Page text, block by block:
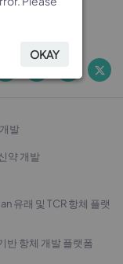
까지
발
약 개발
유래 및 TCR 항체 플랫
반 항체 개발 플랫폼
OKAY
OKAY
OKAY
OKAY